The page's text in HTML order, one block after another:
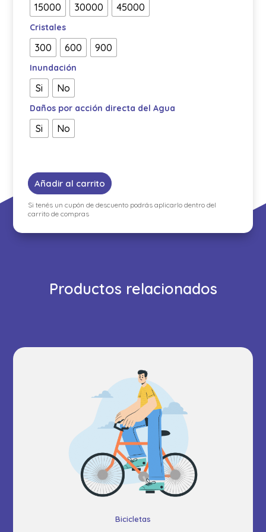
15000 30000 45000
Cristales
300 600 900
Inundación
Si No
Daños por acción directa del Agua
Si No
Añadir al carrito
Si tenés un cupón de descuento podrás aplicarlo dentro del
carrito de compras
Productos relacionados
Bicicletas